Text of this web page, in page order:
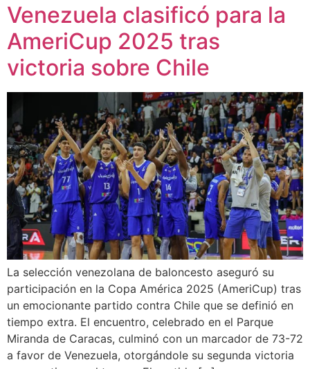
Venezuela clasificó para la
AmeriCup 2025 tras
victoria sobre Chile
La selección venezolana de baloncesto aseguró su
participación en la Copa América 2025 (AmeriCup) tras
un emocionante partido contra Chile que se definió en
tiempo extra. El encuentro, celebrado en el Parque
Miranda de Caracas, culminó con un marcador de 73-72
a favor de Venezuela, otorgándole su segunda victoria